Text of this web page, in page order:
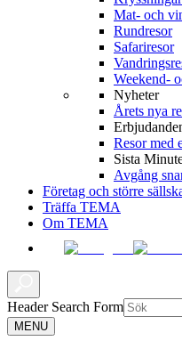
Mat- och
Rundresor
Safariresor
Weekend-
Nyheter
Årets nya
Resor med
Sista
Avgång
Företag och större
Träffa TEMA
Om TEMA
Header Search Form
MENU